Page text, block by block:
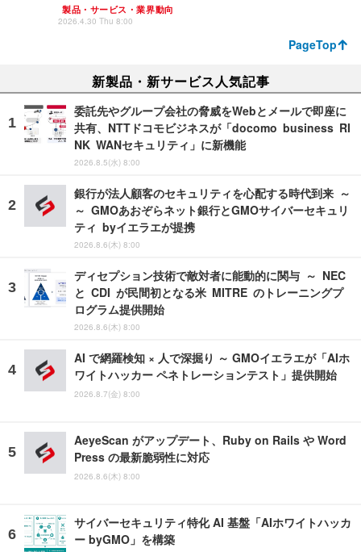
製品・サービス・業界動向
2026.4.30 Thu 8:00
PageTop
新製品・新サービス人気記事
委託先やグループ会社の脅威をWebとメールで即座に
共有、NTTドコモビジネスが「docomo business RI
NK WANセキュリティ」に新機能
2026.8.5(水) 8:00
銀行が法人顧客のセキュリティを心配する時代到来 ～
～ GMOあおぞらネット銀行とGMOサイバーセキュリ
ティ byイエラエが提携
2026.8.6(木) 8:00
ディセプション技術で敵対者に能動的に関与 ～ NEC
と CDI が民間初となる米 MITRE のトレーニングプ
ログラム提供開始
2026.8.6(木) 8:00
AI で網羅検知 × 人で深掘り ～ GMOイエラエが「AIホ
ワイトハッカー ペネトレーションテスト」提供開始
2026.8.7(金) 8:00
AeyeScan がアップデート、Ruby on Rails や Word
Press の最新脆弱性に対応
2026.8.6(木) 8:00
サイバーセキュリティ特化 AI 基盤「AIホワイトハッカ
ー byGMO」を構築